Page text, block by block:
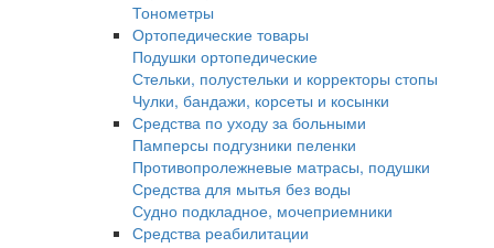
Тонометры
Ортопедические товары
Подушки ортопедические
Стельки, полустельки и корректоры стопы
Чулки, бандажи, корсеты и косынки
Средства по уходу за больными
Памперсы подгузники пеленки
Противопролежневые матрасы, подушки
Средства для мытья без воды
Судно подкладное, мочеприемники
Средства реабилитации